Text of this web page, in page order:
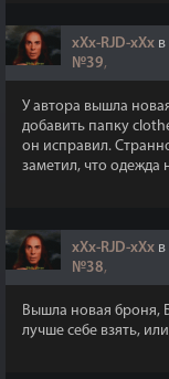
xXx-RJD-xXx в
№39,
У автора вышла
добавить папку
он исправил.
заметил, что одежда
xXx-RJD-xXx в
№38,
Вышла новая броня,
лучше себе взять,